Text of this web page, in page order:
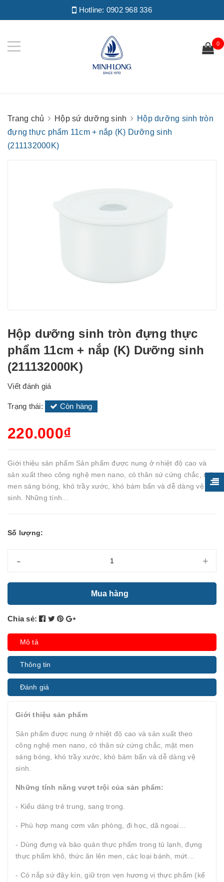
Hotline: 0902 968 336
0
Trang chủ Hộp sứ dưỡng sinh
Hộp dưỡng sinh tròn
đựng thực phẩm 11cm + nắp (K) Dưỡng sinh
(211132000K)
Hộp dưỡng sinh tròn đựng thực
phẩm 11cm + nắp (K) Dưỡng sinh
(211132000K)
Viết đánh giá
Trạng thái: Còn hàng
220.000₫
Giới thiệu sản phẩm Sản phẩm được nung ở nhiệt độ cao và
sản xuất theo công nghệ men nano, có thân sứ cứng chắc, mặt
men sáng bóng, khó trầy xước, khó bám bẩn và dễ dàng vệ
sinh. Những tính...
Số lượng:
- +
Mua hàng
Chia sẻ:
Mô tả
Thông tin
Đánh giá
Giới thiệu sản phẩm
Sản phẩm được nung ở nhiệt độ cao và sản xuất theo
công nghệ men nano, có thân sứ cứng chắc, mặt men
sáng bóng, khó trầy xước, khó bám bẩn và dễ dàng vệ
sinh.
Những tính năng vượt trội của sản phẩm:
- Kiểu dáng trẻ trung, sang trọng.
- Phù hợp mang cơm văn phòng, đi học, dã ngoại…
- Dùng đựng và bảo quản thực phẩm trong tủ lạnh, đựng
thực phẩm khô, thức ăn lên men, các loại bánh, mứt…
- Có nắp sứ đậy kín, giữ trọn vẹn hương vị thực phẩm (kể